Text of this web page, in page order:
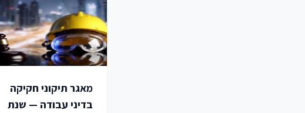
מאגר תיקוני חקיקה
בדיני עבודה — שנת